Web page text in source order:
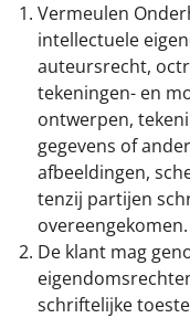
Vermeulen
intellectuele
auteursrecht,
tekeningen- en
ontwerpen,
gegevens of
afbeeldingen,
tenzij partijen
overeengekomen.
De klant mag
schriftelijke